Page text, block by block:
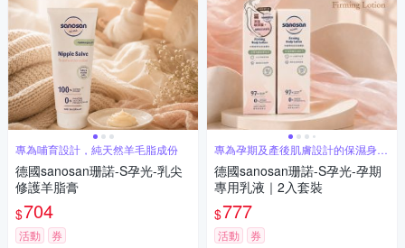
專為哺育設計，純天然羊毛脂成份
德國sanosan珊諾-S孕光-乳尖
修護羊脂膏
$704
活動 券
專為孕期及產後肌膚設計的保濕身體
乳
德國sanosan珊諾-S孕光-孕期
專用乳液｜2入套裝
$777
活動 券